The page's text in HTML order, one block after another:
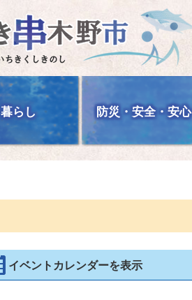
暮らし 防災・安全・安心
イベントカレンダーを表示